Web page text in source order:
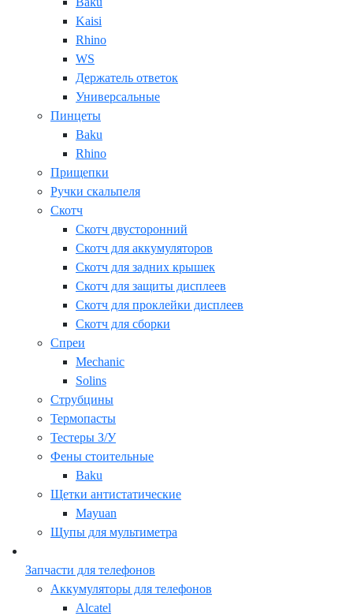
Kaisi
Rhino
WS
Держатель ответок
Универсальные
Пинцеты
Baku
Rhino
Прищепки
Ручки скальпеля
Скотч
Скотч двусторонний
Скотч для аккумуляторов
Скотч для задних крышек
Скотч для защиты дисплеев
Скотч для проклейки дисплеев
Скотч для сборки
Спреи
Mechanic
Solins
Струбцины
Термопасты
Тестеры З/У
Фены стоительные
Baku
Щетки антистатические
Mayuan
Щупы для мультиметра
Запчасти для телефонов
Аккумуляторы для телефонов
Alcatel